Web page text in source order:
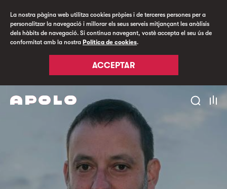
La nostra pàgina web utilitza cookies pròpies i de terceres persones per a
personalitzar la navegació i millorar els seus serveis mitjançant les anàlisis
dels hàbits de navegació. Si continua navegant, vostè accepta el seu ús de
conformitat amb la nostra Política de cookies.
ACCEPTAR